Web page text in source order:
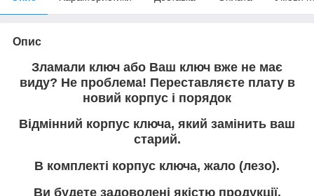
Опис
Зламали ключ або Ваш ключ вже не має
виду? Не проблема! Переставляєте плату в
новий корпус і порядок
Відмінний корпус ключа, який замінить ваш
старий.
В комплекті корпус ключа, жало (лезо).
Ви будете задоволені якістю продукції.